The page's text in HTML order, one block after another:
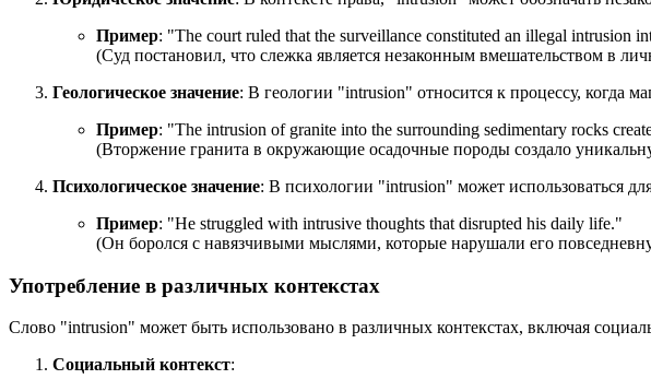
Пример: "The court ruled that the surveillance constituted an illegal intrusion
(Суд постановил, что слежка является незаконным вмешательством в
Геологическое значение: В геологии "intrusion" относится к процессу, когда
Пример: "The intrusion of granite into the surrounding sedimentary rocks
(Вторжение гранита в окружающие осадочные породы создало
Психологическое значение: В психологии "intrusion" может использоваться
Пример: "He struggled with intrusive thoughts that disrupted his daily life."
(Он боролся с навязчивыми мыслями, которые нарушали его
Употребление в различных контекстах
Слово "intrusion" может быть использовано в различных контекстах, включая
Социальный контекст: